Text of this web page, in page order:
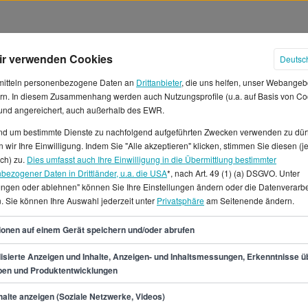
Gehälter in
Führungskräfteentwicklung?
auf 53.400 €, was einem
kannst du von ca.
45.800 €, bestenfalls
als Referent/in
Stellen.Unter
in
als auch Teil-
verwenden Cookies
personenbezogene Daten an Drittanbieter, die uns helfen, unser
In diesem Zusammenhang werden auch Nutzungsprofile (u.a. auf Basis von
angereichert, auch außerhalb des EWR.
um bestimmte Dienste zu nachfolgend aufgeführten Zwecken verwenden zu
wir Ihre Einwilligung. Indem Sie "Alle akzeptieren" klicken, stimmen Sie diesen
zu. Dies umfasst auch Ihre Einwilligung in die Übermittlung bestimmter
Daten in Drittländer, u.a. die USA*, nach Art. 49 (1) (a) DSGVO. Unter
oder ablehnen" können Sie Ihre Einstellungen ändern oder die
Sie können Ihre Auswahl jederzeit unter Privatsphäream Seitenende ändern.
auf einem Gerät speichern und/oder abrufen
Anzeigen und Inhalte, Anzeigen- und Inhaltsmessungen, Erkenntnisse
und Produktentwicklungen
anzeigen (Soziale Netzwerke, Videos)